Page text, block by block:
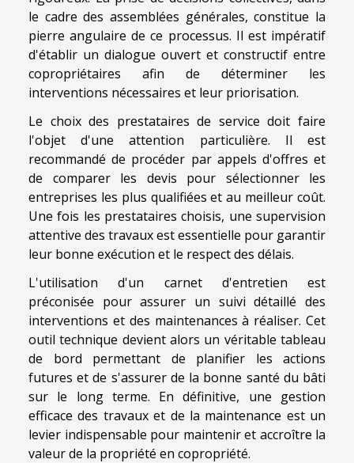
le cadre des assemblées générales, constitue la
pierre angulaire de ce processus. Il est impératif
d'établir un dialogue ouvert et constructif entre
copropriétaires afin de déterminer les
interventions nécessaires et leur priorisation.
Le choix des prestataires de service doit faire
l'objet d'une attention particulière. Il est
recommandé de procéder par appels d'offres et
de comparer les devis pour sélectionner les
entreprises les plus qualifiées et au meilleur coût.
Une fois les prestataires choisis, une supervision
attentive des travaux est essentielle pour garantir
leur bonne exécution et le respect des délais.
L'utilisation d'un carnet d'entretien est
préconisée pour assurer un suivi détaillé des
interventions et des maintenances à réaliser. Cet
outil technique devient alors un véritable tableau
de bord permettant de planifier les actions
futures et de s'assurer de la bonne santé du bâti
sur le long terme. En définitive, une gestion
efficace des travaux et de la maintenance est un
levier indispensable pour maintenir et accroître la
valeur de la propriété en copropriété.